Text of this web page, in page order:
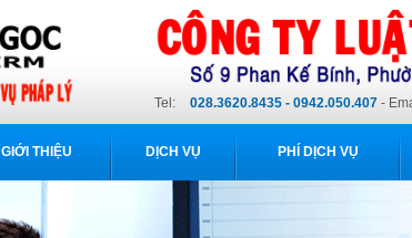
Tel: 028.3620.8435 - 0942.050.407 -
GIỚI THIỆU DỊCH VỤ PHÍ DỊCH VỤ